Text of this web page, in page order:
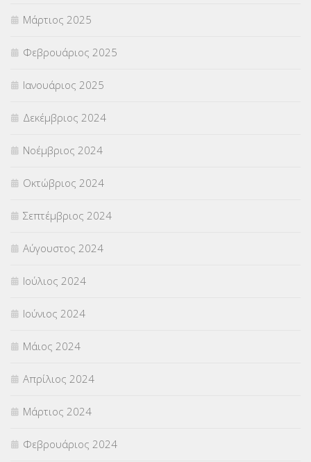
Μάρτιος 2025
Φεβρουάριος 2025
Ιανουάριος 2025
Δεκέμβριος 2024
Νοέμβριος 2024
Οκτώβριος 2024
Σεπτέμβριος 2024
Αύγουστος 2024
Ιούλιος 2024
Ιούνιος 2024
Μάιος 2024
Απρίλιος 2024
Μάρτιος 2024
Φεβρουάριος 2024